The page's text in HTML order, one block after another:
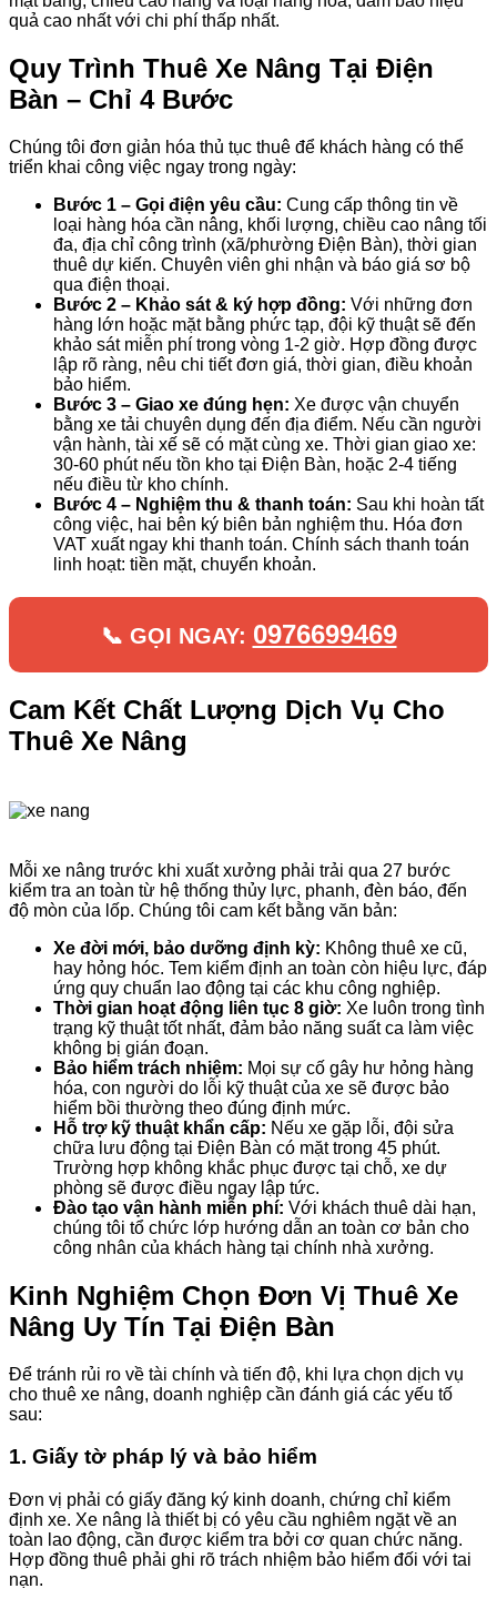
quả cao nhất với chi phí thấp nhất.
Quy Trình Thuê Xe Nâng Tại Điện
Bàn – Chỉ 4 Bước
Chúng tôi đơn giản hóa thủ tục thuê để khách hàng có thể
triển khai công việc ngay trong ngày:
Bước 1 – Gọi điện yêu cầu: Cung cấp thông tin về
loại hàng hóa cần nâng, khối lượng, chiều cao nâng tối
đa, địa chỉ công trình (xã/phường Điện Bàn), thời gian
thuê dự kiến. Chuyên viên ghi nhận và báo giá sơ bộ
qua điện thoại.
Bước 2 – Khảo sát & ký hợp đồng: Với những đơn
hàng lớn hoặc mặt bằng phức tạp, đội kỹ thuật sẽ đến
khảo sát miễn phí trong vòng 1-2 giờ. Hợp đồng được
lập rõ ràng, nêu chi tiết đơn giá, thời gian, điều khoản
bảo hiểm.
Bước 3 – Giao xe đúng hẹn: Xe được vận chuyển
bằng xe tải chuyên dụng đến địa điểm. Nếu cần người
vận hành, tài xế sẽ có mặt cùng xe. Thời gian giao xe:
30-60 phút nếu tồn kho tại Điện Bàn, hoặc 2-4 tiếng
nếu điều từ kho chính.
Bước 4 – Nghiệm thu & thanh toán: Sau khi hoàn tất
công việc, hai bên ký biên bản nghiệm thu. Hóa đơn
VAT xuất ngay khi thanh toán. Chính sách thanh toán
linh hoạt: tiền mặt, chuyển khoản.
📞 GỌI NGAY: 0976699469
Cam Kết Chất Lượng Dịch Vụ Cho
Thuê Xe Nâng
Mỗi xe nâng trước khi xuất xưởng phải trải qua 27 bước
kiểm tra an toàn từ hệ thống thủy lực, phanh, đèn báo, đến
độ mòn của lốp. Chúng tôi cam kết bằng văn bản:
Xe đời mới, bảo dưỡng định kỳ: Không thuê xe cũ,
hay hỏng hóc. Tem kiểm định an toàn còn hiệu lực, đáp
ứng quy chuẩn lao động tại các khu công nghiệp.
Thời gian hoạt động liên tục 8 giờ: Xe luôn trong tình
trạng kỹ thuật tốt nhất, đảm bảo năng suất ca làm việc
không bị gián đoạn.
Bảo hiểm trách nhiệm: Mọi sự cố gây hư hỏng hàng
hóa, con người do lỗi kỹ thuật của xe sẽ được bảo
hiểm bồi thường theo đúng định mức.
Hỗ trợ kỹ thuật khẩn cấp: Nếu xe gặp lỗi, đội sửa
chữa lưu động tại Điện Bàn có mặt trong 45 phút.
Trường hợp không khắc phục được tại chỗ, xe dự
phòng sẽ được điều ngay lập tức.
Đào tạo vận hành miễn phí: Với khách thuê dài hạn,
chúng tôi tổ chức lớp hướng dẫn an toàn cơ bản cho
công nhân của khách hàng tại chính nhà xưởng.
Kinh Nghiệm Chọn Đơn Vị Thuê Xe
Nâng Uy Tín Tại Điện Bàn
Để tránh rủi ro về tài chính và tiến độ, khi lựa chọn dịch vụ
cho thuê xe nâng, doanh nghiệp cần đánh giá các yếu tố
sau:
1. Giấy tờ pháp lý và bảo hiểm
Đơn vị phải có giấy đăng ký kinh doanh, chứng chỉ kiểm
định xe. Xe nâng là thiết bị có yêu cầu nghiêm ngặt về an
toàn lao động, cần được kiểm tra bởi cơ quan chức năng.
Hợp đồng thuê phải ghi rõ trách nhiệm bảo hiểm đối với tai
nạn.